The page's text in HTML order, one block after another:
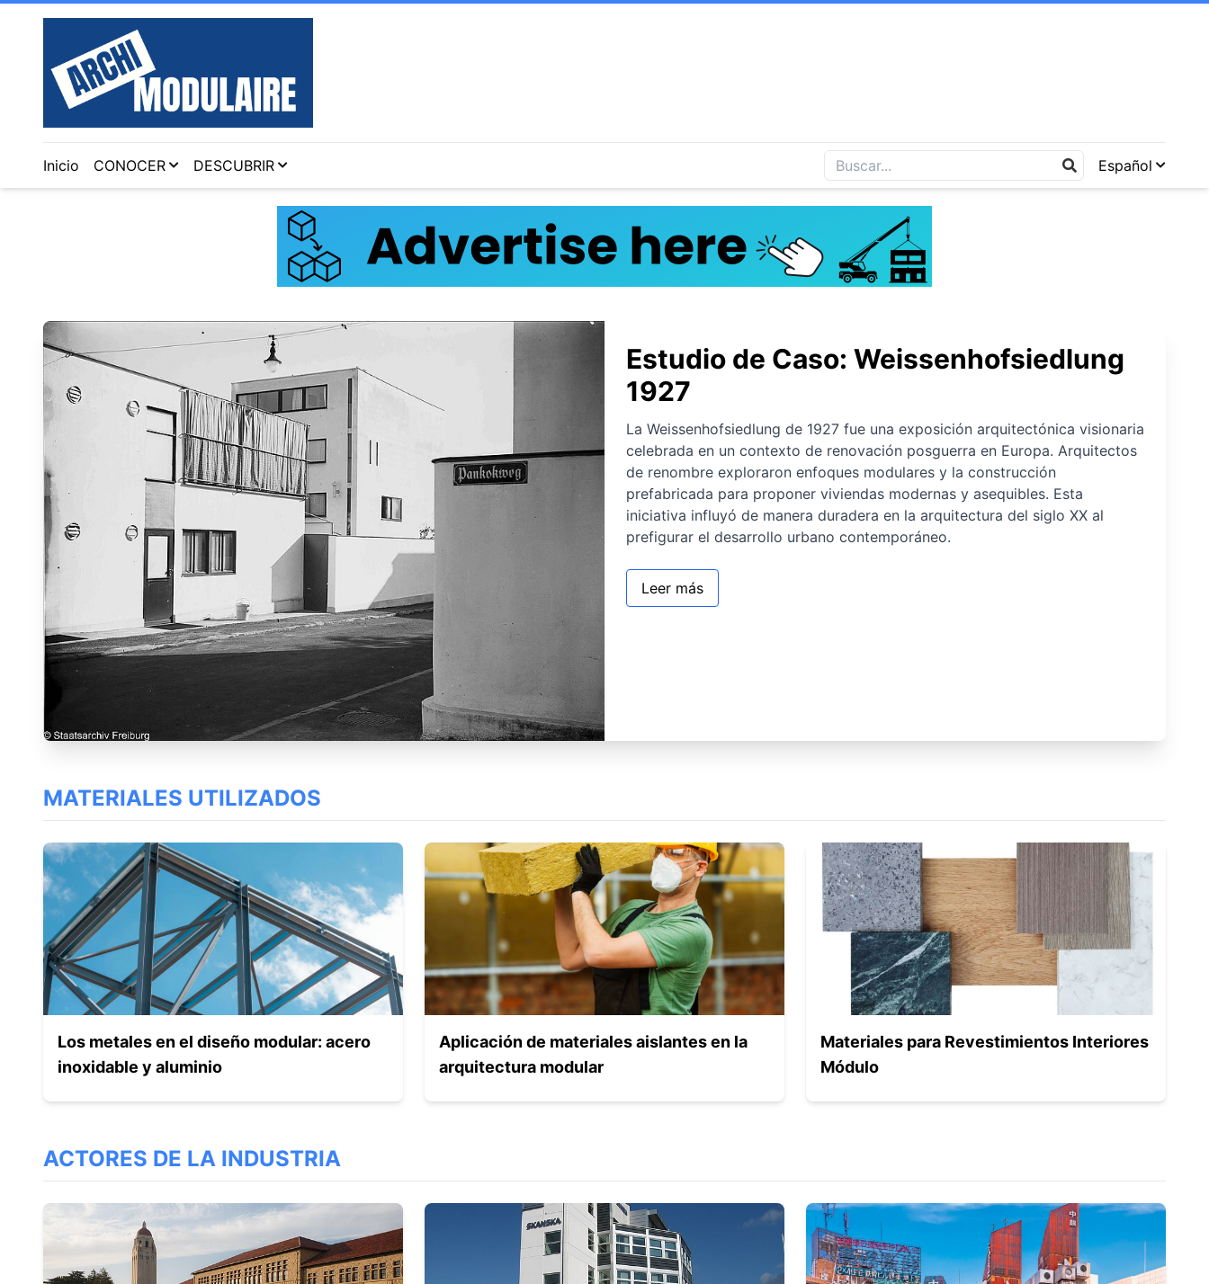
Inicio CONOCER DESCUBRIR Español
Estudio de Caso: Weissenhofsiedlung
1927
La Weissenhofsiedlung de 1927 fue una exposición arquitectónica visionaria
celebrada en un contexto de renovación posguerra en Europa. Arquitectos
de renombre exploraron enfoques modulares y la construcción
prefabricada para proponer viviendas modernas y asequibles. Esta
iniciativa influyó de manera duradera en la arquitectura del siglo XX al
prefigurar el desarrollo urbano contemporáneo.
Leer más
MATERIALES UTILIZADOS
Los metales en el diseño modular: acero
inoxidable y aluminio
Aplicación de materiales aislantes en la
arquitectura modular
Materiales para Revestimientos Interiores
Módulo
ACTORES DE LA INDUSTRIA